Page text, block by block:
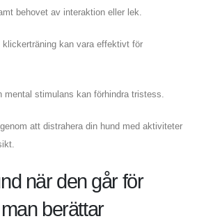
behovet av interaktion eller lek.
kan vara effektivt för
stimulans kan förhindra tristess.
att distrahera din hund med aktiviteter
när den går för
berättar